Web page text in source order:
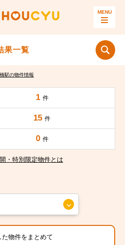
果一覧
駅の物件情報
1 件
15 件
0 件
・特別限定物件とは
た物件をまとめて